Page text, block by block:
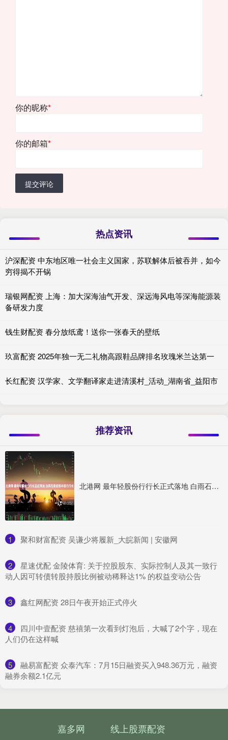
你的昵称*
你的邮箱*
提交评论
热点资讯
沪深配资 中东地区唯一社会主义国家，苏联解体后被吞并，如今
穷得揭不开锅
瑞银网配资 上海：加大深海油气开发、深远海风电等深海能源装
备研发力度
钱生财配资 春分放纸鸢！送你一张春天的壁纸
玖富配资 2025年独一无二礼物高跟鞋品牌排名玫瑰米兰达第一
长红配资 汉学家、文学翻译家走进清溪村_活动_湖南省_益阳市
推荐资讯
北港网 最年轻股份行行长正式落地 白雨石获任恒丰银行行长
1 ​聚和财富配资 吴谦少将履新_大皖新闻 | 安徽网
2
​星速优配 金陵体育: 关于控股股东、实际控制人及其一致行
动人因可转债转股持股比例被动稀释达1% 的权益变动公告
3 ​鑫红网配资 28日午夜开始正式停火
4
​四川中壹配资 慈禧第一次看到灯泡后，大喊了2个字，现在
人们仍在这样喊
5
​融易富配资 众泰汽车：7月15日融资买入948.36万元，融资
融券余额2.1亿元
嘉多网 线上股票配资